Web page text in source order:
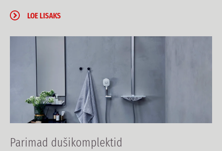
LOE LISAKS
Parimad dušikomplektid